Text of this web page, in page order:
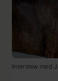
Interview med